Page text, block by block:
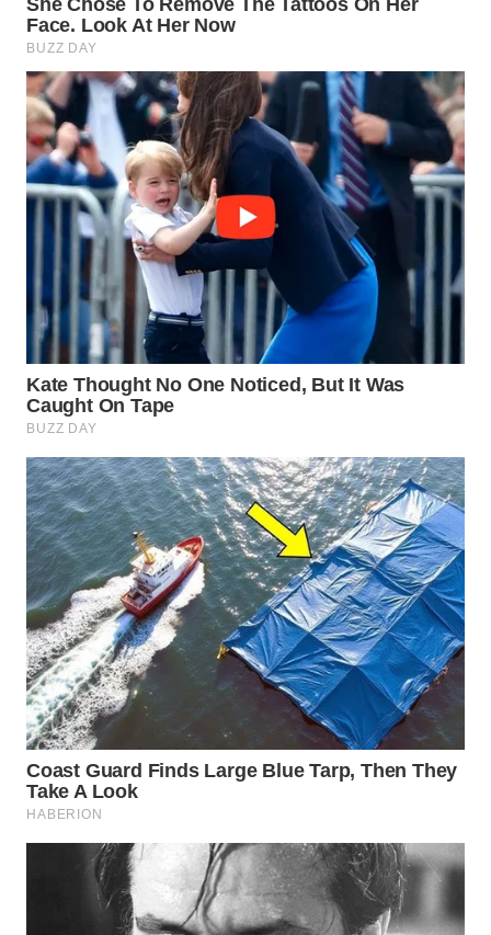
SEMARANG
WN
SOLO
WN
BOROBUDUR
WN
WN
SURABAYA
WN
NATUNA
WN
BINTAN
WN
MANDALIKA
WN
LIKUPANG
WN
LABUANBAJO
WN
BORNEO